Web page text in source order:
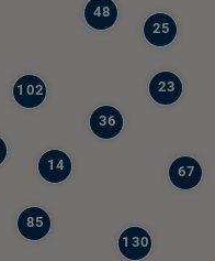
85
67
36
130
23
102
48
14
25